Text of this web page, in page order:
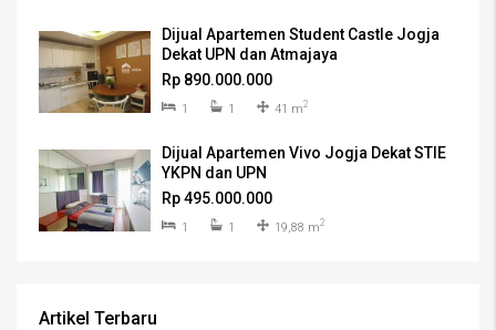
Dijual Apartemen Student Castle Jogja
Dekat UPN dan Atmajaya
Rp 890.000.000
1 1 41 m2
Dijual Apartemen Vivo Jogja Dekat STIE
YKPN dan UPN
Rp 495.000.000
1 1 19,88 m2
Artikel Terbaru